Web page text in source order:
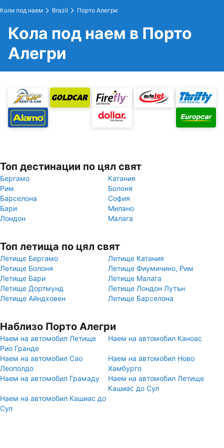
Коли под наем Brazil Порто Алегри
Кола под наем в Порто
Алегри
Топ дестинации по цял свят
Бергамо
Катания
Рим
Болоня
Барселона
София
Бари
Милано
Лондон
Малага
Топ летища по цял свят
Летище Бергамо
Летище Катания
Летище Болоня
Летище Фиумичино, Рим
Летище Бари
Летище Малага
Летище Дортмунд
Летище Лондон Лутън
Летище Айндховен
Летище Барселона
Наблизо Порто Алегри
Наем на автомобил Летище
Рио Гранде
Наем на автомобил Каноас
Наем на автомобил Сао
Леополдо
Наем на автомобил Ново
Хамбурго
Наем на автомобил Грамаду
Наем на автомобил Летище
Кашиас до Сул
Наем на автомобил Кашиас до
Сул